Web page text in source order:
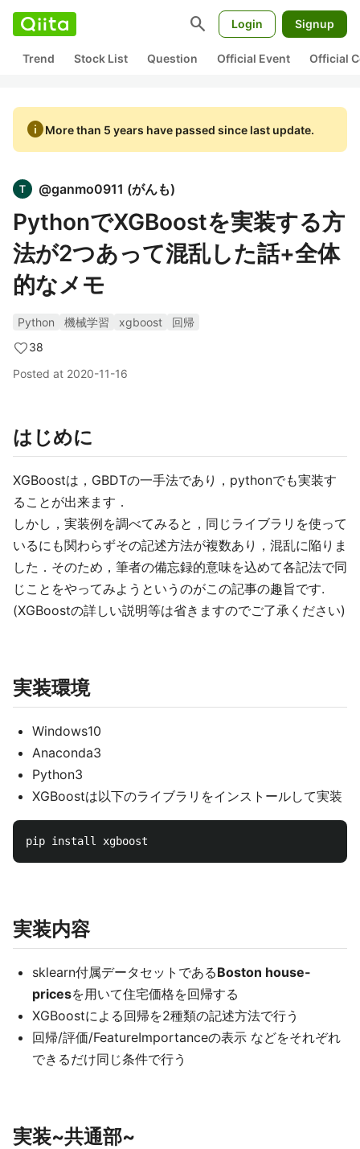
search Login Signup
Trend Stock List Question Official Event Official
infoMore than 5 years have passed since last update.
@ganmo0911 (がんも)
PythonでXGBoostを実装する方
法が2つあって混乱した話+全体
的なメモ
Python 機械学習 xgboost
回帰
38
Posted at 2020-11-16
はじめに
XGBoostは，GBDTの一手法であり，pythonでも実装す
ることが出来ます．
しかし，実装例を調べてみると，同じライブラリを使って
いるにも関わらずその記述方法が複数あり，混乱に陥りま
した．そのため，筆者の備忘録的意味を込めて各記法で同
じことをやってみようというのがこの記事の趣旨です.
(XGBoostの詳しい説明等は省きますのでご了承ください)
実装環境
Windows10
Anaconda3
Python3
XGBoostは以下のライブラリをインストールして実装
実装内容
sklearn付属データセットであるBoston house-
pricesを用いて住宅価格を回帰する
XGBoostによる回帰を2種類の記述方法で行う
回帰/評価/FeatureImportanceの表示 などをそれぞれ
できるだけ同じ条件で行う
実装~共通部~